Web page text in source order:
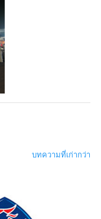
บทความที่เก่ากว่า